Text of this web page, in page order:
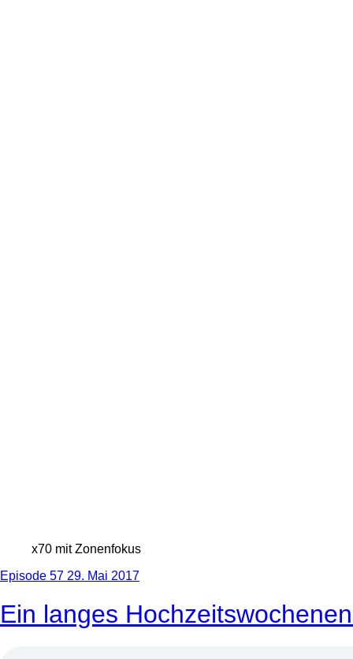
x70 mit Zonenfokus
Episode 57 29. Mai 2017
Ein langes